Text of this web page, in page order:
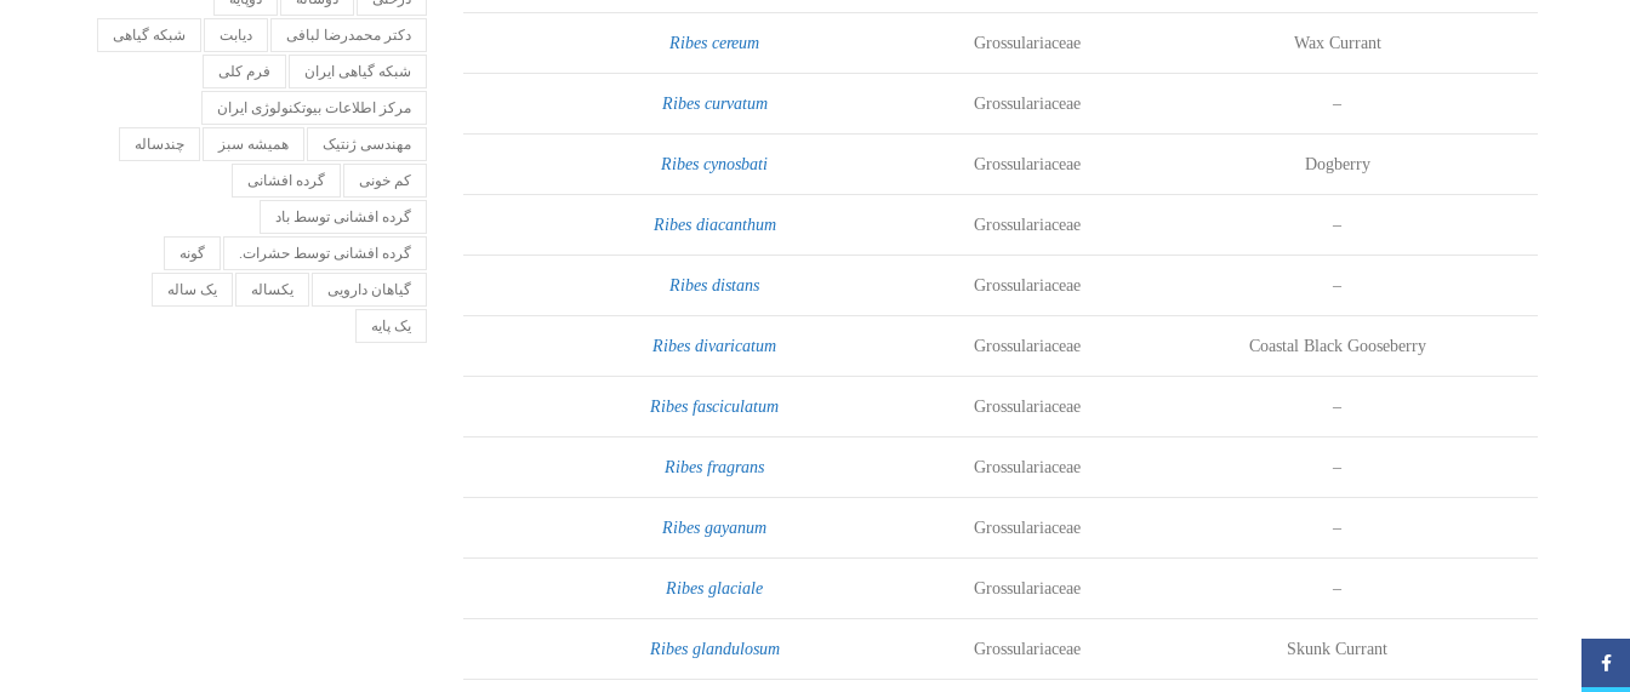
Wax Currant
Grossulariaceae
Ribes cereum
–
Grossulariaceae
Ribes curvatum
Dogberry
Grossulariaceae
Ribes cynosbati
–
Grossulariaceae
Ribes diacanthum
–
Grossulariaceae
Ribes distans
Coastal Black Gooseberry
Grossulariaceae
Ribes divaricatum
–
Grossulariaceae
Ribes fasciculatum
–
Grossulariaceae
Ribes fragrans
–
Grossulariaceae
Ribes gayanum
–
Grossulariaceae
Ribes glaciale
Skunk Currant
Grossulariaceae
Ribes glandulosum
دکتر محمدرضا لبافی دیابت شبکه گیاهی
شبکه گیاهی ایران فرم کلی
مرکز اطلاعات بیوتکنولوژی ایران
مهندسی ژنتیک همیشه سبز چندساله
کم خونی گرده افشانی
گرده افشانی توسط باد
گرده افشانی توسط حشرات. گونه
گیاهان دارویی یکساله یک ساله
یک پایه